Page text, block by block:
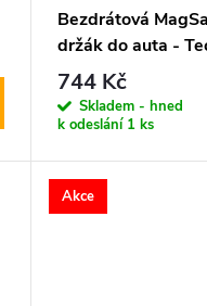
Bezdrátová
držák do auta -
MM15W-V1
744 Kč
Skladem - hned
k odeslání 1 ks
Akce